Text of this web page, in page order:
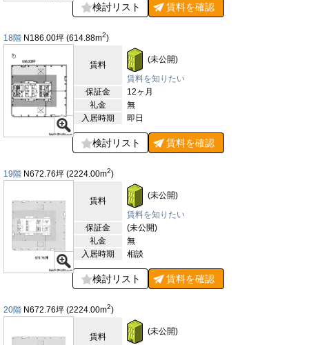
検討リスト 賃料を確認
18階 N186.00坪 (614.88m2)
賃料
(未公開)
賃料を知りたい
保証金
12ヶ月
礼金
無
入居時期
即日
検討リスト 賃料を確認
19階 N672.76坪 (2224.00m2)
賃料
(未公開)
賃料を知りたい
保証金
(未公開)
礼金
無
入居時期
相談
検討リスト 賃料を確認
20階 N672.76坪 (2224.00m2)
賃料
(未公開)